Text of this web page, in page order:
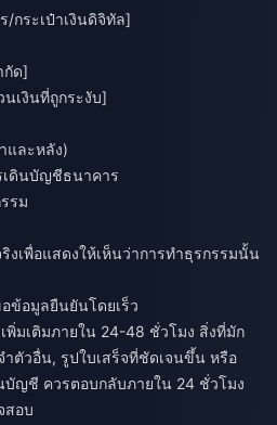
/กระเป๋าเงินดิจิทัล]
กัด]
เงินที่ถูกระงับ]
และหลัง)
เดินบัญชีธนาคาร
รม
งเพื่อแสดงให้เห็นว่าการทำธุรกรรมนั้น
ข้อมูลยืนยันโดยเร็ว
มเติมภายใน 24-48 ชั่วโมง สิ่งที่มัก
ตัวอื่น, รูปใบเสร็จที่ชัดเจนขึ้น หรือ
บัญชี ควรตอบกลับภายใน 24 ชั่วโมง
สอบ